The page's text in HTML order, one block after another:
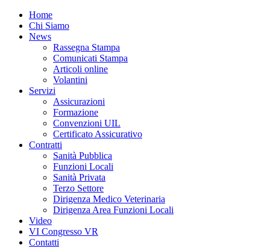
Home
Chi Siamo
News
Rassegna Stampa
Comunicati Stampa
Articoli online
Volantini
Servizi
Assicurazioni
Formazione
Convenzioni UIL
Certificato Assicurativo
Contratti
Sanità Pubblica
Funzioni Locali
Sanità Privata
Terzo Settore
Dirigenza Medico Veterinaria
Dirigenza Area Funzioni Locali
Video
VI Congresso VR
Contatti